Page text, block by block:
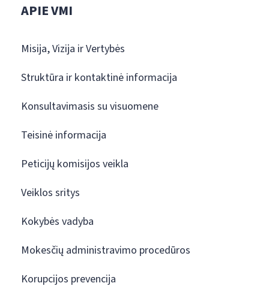
APIE VMI
Misija, Vizija ir Vertybės
Struktūra ir kontaktinė informacija
Konsultavimasis su visuomene
Teisinė informacija
Peticijų komisijos veikla
Veiklos sritys
Kokybės vadyba
Mokesčių administravimo procedūros
Korupcijos prevencija